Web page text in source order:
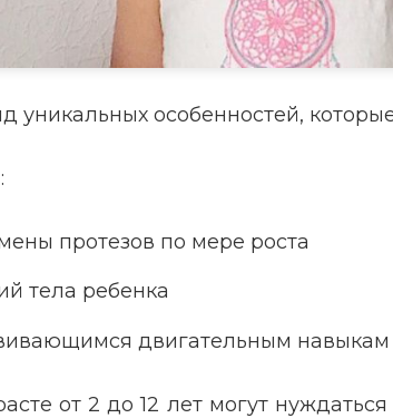
уникальных особенностей,
протезов по мере роста
тела ребенка
двигательным навыкам
от 2 до 12 лет могут